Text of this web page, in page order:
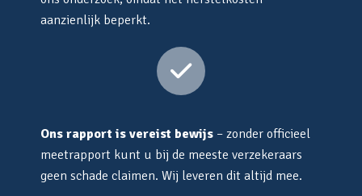
aanzienlijk beperkt.
Ons rapport is vereist bewijs – zonder officieel
meetrapport kunt u bij de meeste verzekeraars
geen schade claimen. Wij leveren dit altijd mee.